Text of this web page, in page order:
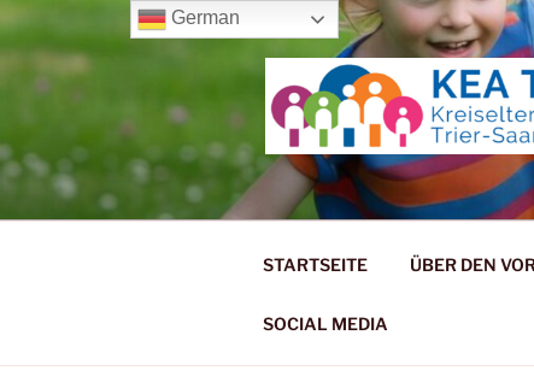
Zum
springen
STARTSEITE ÜBER DEN
SOCIAL MEDIA
German